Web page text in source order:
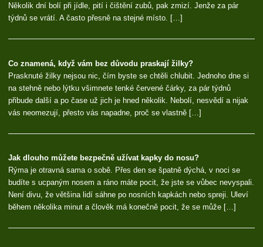
Několik dní bolí při jídle, pití i čištění zubů, pak zmizí. Jenže za pár
týdnů se vrátí. A často přesně na stejné místo. […]
Co znamená, když vám bez důvodu praskají žilky?
Prasknuté žilky nejsou nic, čím byste se chtěli chlubit. Jednoho dne si
na stehně nebo lýtku všimnete tenké červené čárky, za pár týdnů
přibude další a po čase už jich je hned několik. Nebolí, nesvědí a nijak
vás neomezují, přesto vás napadne, proč se vlastně […]
Jak dlouho můžete bezpečně užívat kapky do nosu?
Rýma je otravná sama o sobě. Přes den se špatně dýchá, v noci se
budíte s ucpaným nosem a ráno máte pocit, že jste se vůbec nevyspali.
Není divu, že většina lidí sáhne po nosních kapkách nebo spreji. Uleví
během několika minut a člověk má konečně pocit, že se může […]